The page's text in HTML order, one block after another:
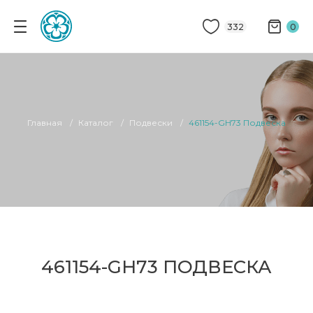
332 0
Главная Каталог Подвески 461154-GH73 Подвеска
461154-GH73 ПОДВЕСКА